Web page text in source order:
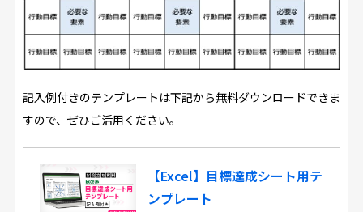
記入例付きのテンプレートは下記から無料ダウンロードできま
すので、ぜひご活用ください。
【Excel】目標達成シート用テ
ンプレート